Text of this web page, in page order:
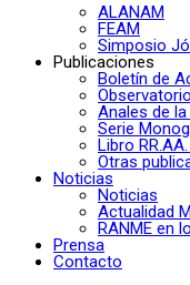
ALANAM
FEAM
Simposio
Publicaciones
Boletín de
Anales de la
Serie
Libro
Otras
Noticias
Noticias
Actualidad
RANME en
Prensa
Contacto